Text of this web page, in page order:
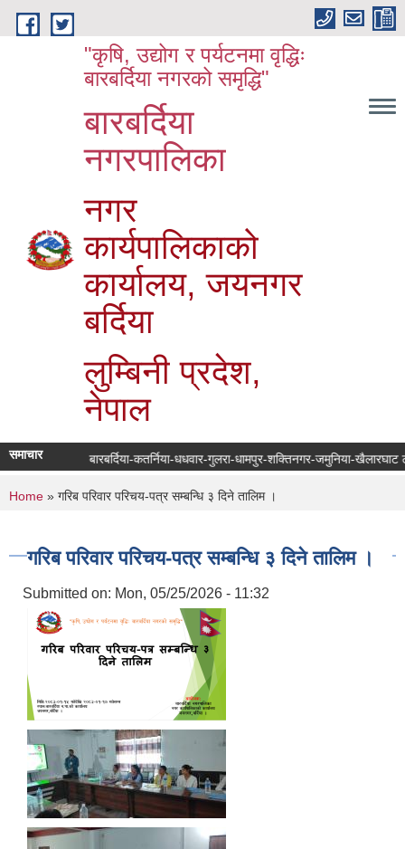
Skip to main content
"कृषि, उद्योग र पर्यटनमा वृद्धिः
बारबर्दिया नगरको समृद्धि"
बारबर्दिया
नगरपालिका
नगर
कार्यपालिकाको
कार्यालय, जयनगर
बर्दिया
लुम्बिनी प्रदेश,
नेपाल
समाचार
सूचना । बारबर्दिया-कतर्निया-धधवार-गुलरा-धामपुर-शक्तिनगर-जमुनिया-
You are here
Home » गरिब परिवार परिचय-पत्र सम्बन्धि ३ दिने तालिम ।
गरिब परिवार परिचय-पत्र सम्बन्धि ३ दिने तालिम ।
Submitted on: Mon, 05/25/2026 - 11:32